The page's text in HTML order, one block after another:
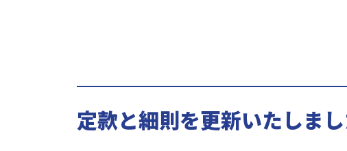
定款と細則を更新いたしまし